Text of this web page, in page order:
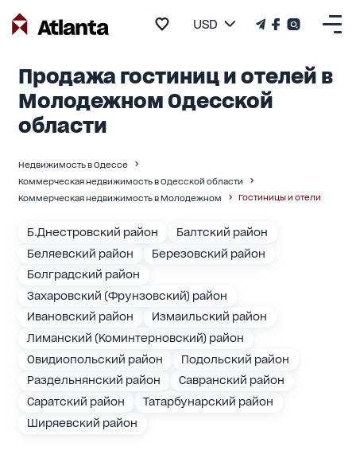
USD
Продажа гостиниц и отелей в
Молодежном Одесской
области
Недвижимость в Одессе
Коммерческая недвижимость в Одесской области
Коммерческая недвижимость в Молодежном
Гостиницы и отели
Б.Днестровский район
Балтский район
Беляевский район
Березовский район
Болградский район
Захаровский (Фрунзовский) район
Ивановский район
Измаильский район
Лиманский (Коминтерновский) район
Овидиопольский район
Подольский район
Раздельнянский район
Савранский район
Саратский район
Татарбунарский район
Ширяевский район